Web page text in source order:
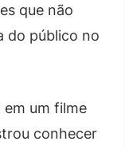
que não
do público no
um filme
conhecer